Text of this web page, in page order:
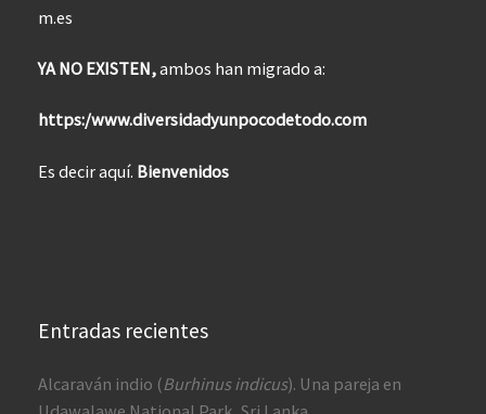
m.es
YA NO EXISTEN,ambos han migrado a:
https:/www.diversidadyunpocodetodo.com
Es decir aquí. Bienvenidos
Entradas recientes
Alcaraván indio (Burhinus indicus). Una pareja en